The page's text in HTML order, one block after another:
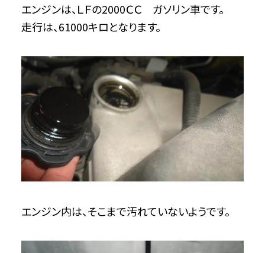
エンジンは、ＬＦの2000ＣＣ ガソリン車です。
走行は、61000キロとなります。
エンジン内は、そこまで汚れていないようです。